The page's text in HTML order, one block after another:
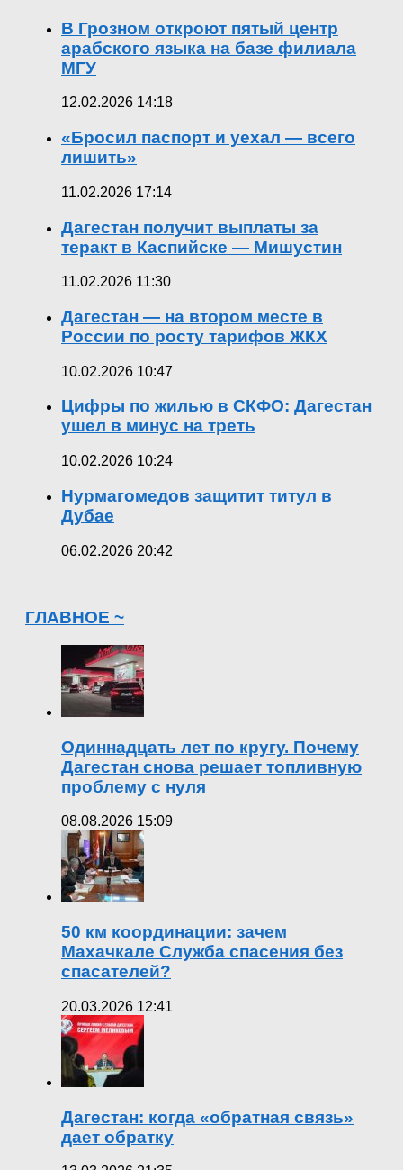
В Грозном откроют пятый центр
арабского языка на базе филиала
МГУ
12.02.2026 14:18
«Бросил паспорт и уехал — всего
лишить»
11.02.2026 17:14
Дагестан получит выплаты за
теракт в Каспийске — Мишустин
11.02.2026 11:30
Дагестан — на втором месте в
России по росту тарифов ЖКХ
10.02.2026 10:47
Цифры по жилью в СКФО: Дагестан
ушел в минус на треть
10.02.2026 10:24
Нурмагомедов защитит титул в
Дубае
06.02.2026 20:42
ГЛАВНОЕ ~
Одиннадцать лет по кругу. Почему
Дагестан снова решает топливную
проблему с нуля
08.08.2026 15:09
50 км координации: зачем
Махачкале Служба спасения без
спасателей?
20.03.2026 12:41
Дагестан: когда «обратная связь»
дает обратку